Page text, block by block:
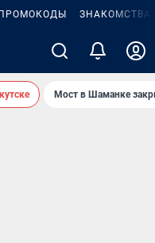
ПРОМОКОДЫ ЗНАКОМСТВА
Мост в Шаманке